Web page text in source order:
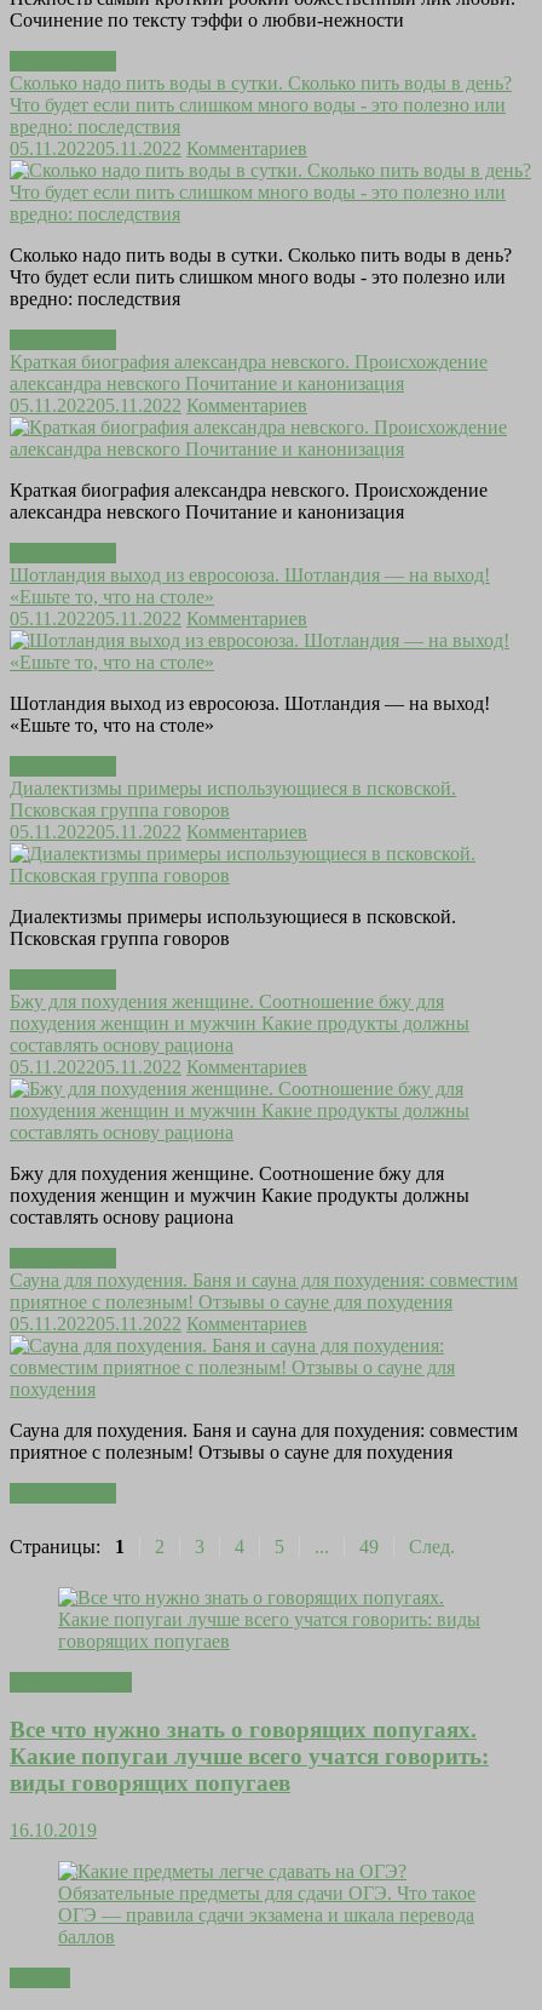
Сочинение по тексту тэффи о любви-нежности
Сколько надо пить воды в сутки. Сколько пить воды в день?
Что будет если пить слишком много воды - это полезно или
вредно: последствия
05.11.202205.11.2022 Комментариев
Сколько надо пить воды в сутки. Сколько пить воды в день?
Что будет если пить слишком много воды - это полезно или
вредно: последствия
Краткая биография александра невского. Происхождение
александра невского Почитание и канонизация
05.11.202205.11.2022 Комментариев
Краткая биография александра невского. Происхождение
александра невского Почитание и канонизация
Шотландия выход из евросоюза. Шотландия — на выход!
«Ешьте то, что на столе»
05.11.202205.11.2022 Комментариев
Шотландия выход из евросоюза. Шотландия — на выход!
«Ешьте то, что на столе»
Диалектизмы примеры использующиеся в псковской.
Псковская группа говоров
05.11.202205.11.2022 Комментариев
Диалектизмы примеры использующиеся в псковской.
Псковская группа говоров
Бжу для похудения женщине. Соотношение бжу для
похудения женщин и мужчин Какие продукты должны
составлять основу рациона
05.11.202205.11.2022 Комментариев
Бжу для похудения женщине. Соотношение бжу для
похудения женщин и мужчин Какие продукты должны
составлять основу рациона
Сауна для похудения. Баня и сауна для похудения: совместим
приятное с полезным! Отзывы о сауне для похудения
05.11.202205.11.2022 Комментариев
Сауна для похудения. Баня и сауна для похудения: совместим
приятное с полезным! Отзывы о сауне для похудения
Страницы: 1 2 3 4 5 ... 49 След.
Все что нужно знать о говорящих попугаях.
Какие попугаи лучше всего учатся говорить:
виды говорящих попугаев
16.10.2019